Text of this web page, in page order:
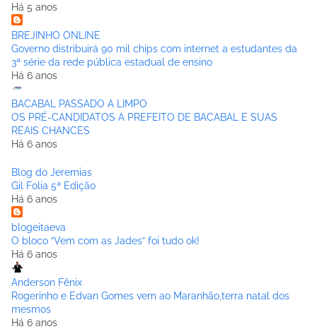
Há 5 anos
BREJINHO ONLINE
Governo distribuirá 90 mil chips com internet a estudantes da
3ª série da rede pública estadual de ensino
Há 6 anos
BACABAL PASSADO A LIMPO
OS PRÉ-CANDIDATOS A PREFEITO DE BACABAL E SUAS
REAIS CHANCES
Há 6 anos
Blog do Jeremias
Gil Folia 5ª Edição
Há 6 anos
blogeitaeva
O bloco “Vem com as Jades” foi tudo ok!
Há 6 anos
Anderson Fênix
Rogerinho e Edvan Gomes vem ao Maranhão,terra natal dos
mesmos
Há 6 anos